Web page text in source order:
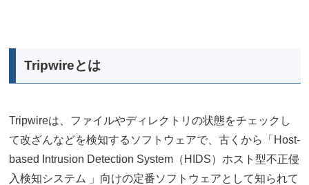
Tripwireとは
Tripwireは、ファイルやディレクトリの状態をチェックし
て改ざんなどを検知するソフトウェアで、古くから「Host-
based Intrusion Detection System（HIDS）ホスト型不正侵
入検知システム 」向けの定番ソフトウェアとして知られて